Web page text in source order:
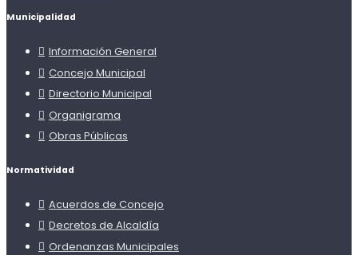
Municipalidad
Información General
Concejo Municipal
Directorio Municipal
Organigrama
Obras Públicas
Normatividad
Acuerdos de Concejo
Decretos de Alcaldía
Ordenanzas Municipales